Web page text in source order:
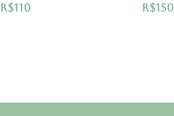
R$110 R$150